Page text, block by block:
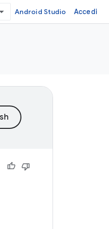
Android Studio Accedi